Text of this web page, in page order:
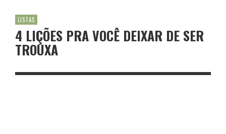
LISTAS
4 LIÇÕES PRA VOCÊ DEIXAR DE SER
TROUXA